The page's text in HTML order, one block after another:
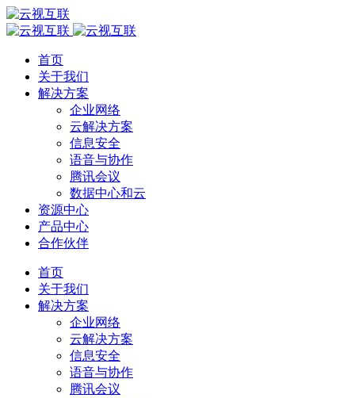
首页
关于我们
解决方案
企业网络
云解决方案
信息安全
语音与协作
腾讯会议
数据中心和云
资源中心
产品中心
合作伙伴
首页
关于我们
解决方案
企业网络
云解决方案
信息安全
语音与协作
腾讯会议